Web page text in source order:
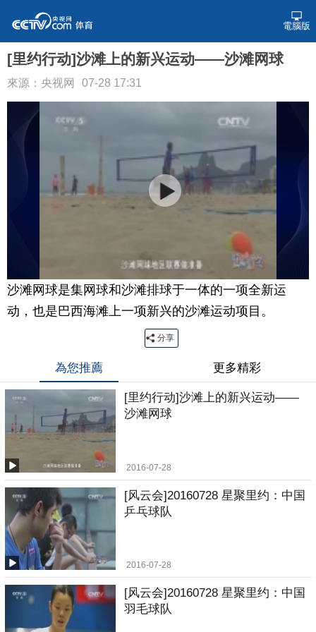
電腦版
[里约行动]沙滩上的新兴运动——沙滩网球
來源：央视网 07-28 17:31
沙滩网球是集网球和沙滩排球于一体的一项全新运
动，也是巴西海滩上一项新兴的沙滩运动项目。
分享
為您推薦 更多精彩
[里约行动]沙滩上的新兴运动——
沙滩网球
2016-07-28
[风云会]20160728 星聚里约：中国
乒乓球队
2016-07-28
[风云会]20160728 星聚里约：中国
羽毛球队